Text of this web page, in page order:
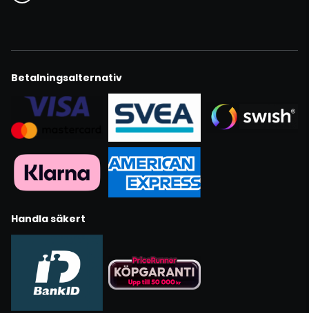
Betalningsalternativ
Handla säkert